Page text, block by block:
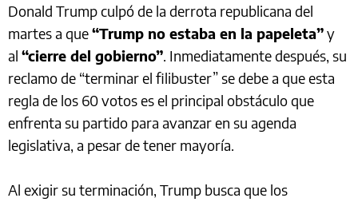
Donald Trump culpó de la derrota republicana del
martes a que“Trump no estaba en la papeleta”y
al “cierre del gobierno”. Inmediatamente después, su
reclamo de “terminar el filibuster” se debe a que esta
regla de los 60 votos es el principal obstáculo que
enfrenta su partido para avanzar en su agenda
legislativa, a pesar de tener mayoría.
Al exigir su terminación, Trump busca que los